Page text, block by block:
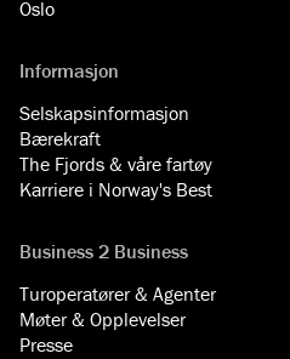
Oslo
Informasjon
Selskapsinformasjon
Bærekraft
The Fjords & våre fartøy
Karriere i Norway's Best
Business 2 Business
Turoperatører & Agenter
Møter & Opplevelser
Presse